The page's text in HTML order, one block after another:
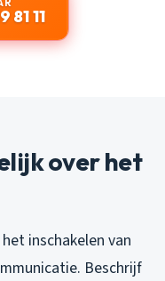
81 11
over het
inschakelen van
Beschrijf